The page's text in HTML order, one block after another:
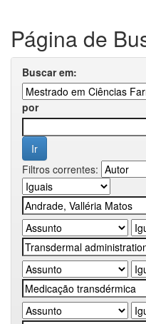
Página de
Buscar em:
por
Filtros correntes: